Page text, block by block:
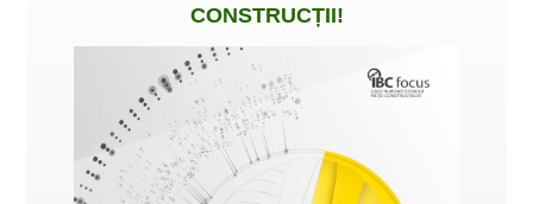
CONSTRUCȚII!